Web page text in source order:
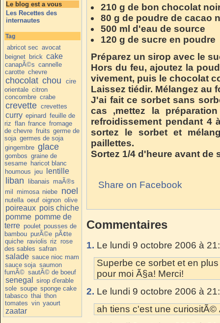
Le blog est a vous
Les Recettes des
internautes
Tag
abricot sec avocat
beignet brick cake
canapÃ©s cannelle
carotte chevre
chocolat chou
cire
orientale citron
concombre crabe
crevette crevettes
curry epinard feuille de
riz flan france fromage
de chevre fruits germe de
soja germes de soja
gingembre glace
gombos graine de
sesame haricot blanc
houmous jeu lentille
liban libanais maÃ®s
mil mimosa niebe noel
nutella oeuf oignon olive
poireaux pois chiche
pomme pomme de
terre poulet pousses de
bambou purÃ©e pÃ¢te
quiche raviolis riz rose
des sables safran
salade sauce nioc mam
sauce soja saumon
fumÃ© sautÃ© de boeuf
senegal
sirop d'erable
sole soupe sponge cake
tabasco thai thon
tomates vin yaourt
zaatar
210 g de bon chocolat
80 g de poudre de cacao
500 ml d'eau de source
120 g de sucre en poudre
Préparez un sirop avec le
Hors du feu, ajoutez la
vivement, puis le chocolat
Laissez tiédir. Mélangez au
J'ai fait ce sorbet sans
cas ,mettez la
refroidissement pendant 4
sortez le sorbet et
paillettes.
Sortez 1/4 d'heure avant de
Share on Facebook
Commentaires
1. Le lundi 9 octobre 2006 à
Superbe ce sorbet et en
pour moi Ã§a! Merci!
2. Le lundi 9 octobre 2006 à
ah tiens c'est une curiositÃ©